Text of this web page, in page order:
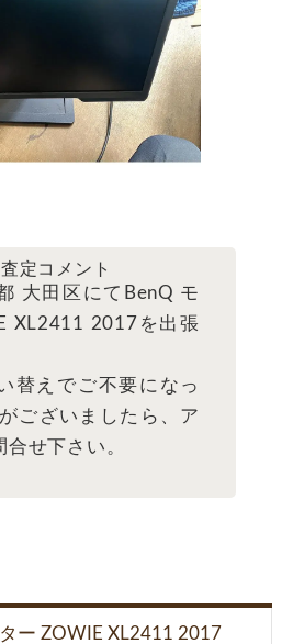
定コメント
大田区にてBenQ モ
XL2411 2017を出張
替えでご不要になっ
ございましたら、ア
せ下さい。
ー ZOWIE XL2411 2017